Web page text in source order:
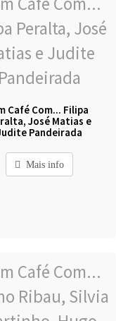
Café Com... Filipa
José Matias e
Pandeirada
Mais info